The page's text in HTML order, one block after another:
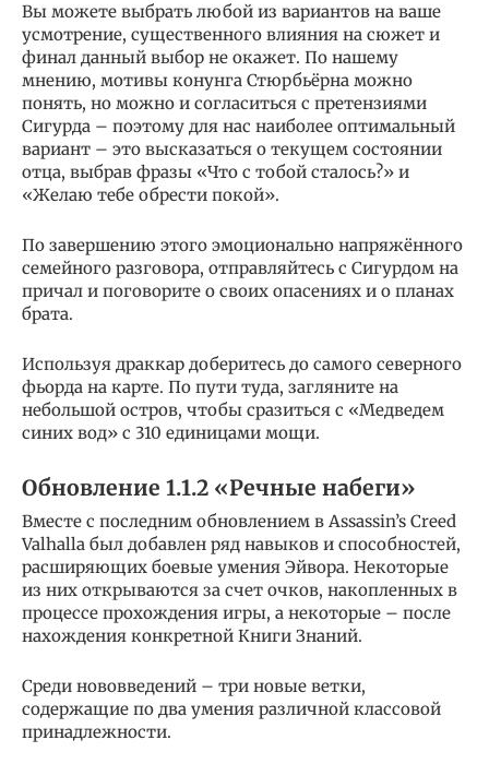
Вы можете выбрать любой из вариантов на ваше
усмотрение, существенного влияния на сюжет и
финал данный выбор не окажет. По нашему
мнению, мотивы конунга Стюрбьёрна можно
понять, но можно и согласиться с претензиями
Сигурда – поэтому для нас наиболее оптимальный
вариант – это высказаться о текущем состоянии
отца, выбрав фразы «Что с тобой сталось?» и
«Желаю тебе обрести покой».
По завершению этого эмоционально напряжённого
семейного разговора, отправляйтесь с Сигурдом на
причал и поговорите о своих опасениях и о планах
брата.
Используя драккар доберитесь до самого северного
фьорда на карте. По пути туда, загляните на
небольшой остров, чтобы сразиться с «Медведем
синих вод» с 310 единицами мощи.
Обновление 1.1.2 «Речные набеги»
Вместе с последним обновлением в Assassin’s Creed
Valhalla был добавлен ряд навыков и способностей,
расширяющих боевые умения Эйвора. Некоторые
из них открываются за счет очков, накопленных в
процессе прохождения игры, а некоторые – после
нахождения конкретной Книги Знаний.
Среди нововведений – три новые ветки,
содержащие по два умения различной классовой
принадлежности.